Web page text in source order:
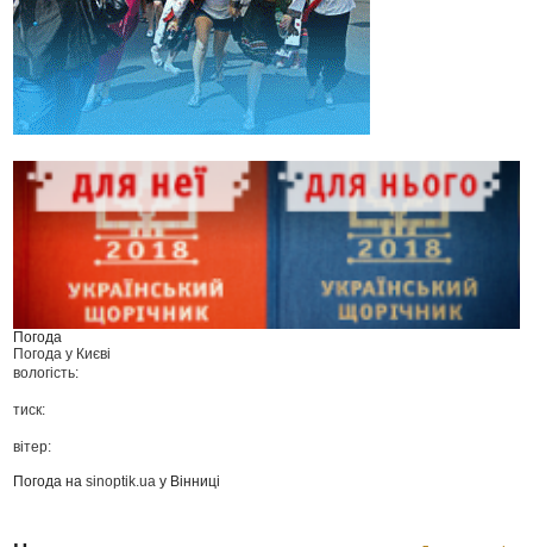
Погода
Погода у Києві
вологість:
тиск:
вітер:
Погода наsinoptik.ua у Вінниці